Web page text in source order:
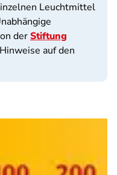
Leuchtmittel
derStiftung
auf den